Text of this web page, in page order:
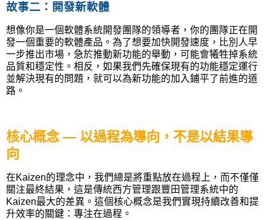
故事二：開發新軟體
想像你是一個軟體系統開發團隊的領導者，你的團隊正在開
發一個重要的軟體產品。為了想要加快開發速度，比別人早
一步推出市場，急於推動新功能的舉動，可能會犧牲掉系統
品質和穩定性。相反，如果我們先確保現有的功能穩定運行
並解決現有的問題，就可以為新功能的加入鋪平了前進的道
路。
核心概念— 以過程為導向，不是以結果導
向
在Kaizen的理念中，我們總是將重點放在過程上，而不僅僅
關注最終結果，這是傳統西方管理跟豐田管理系統中的
Kaizen最大的差異。這個核心概念是我們實現持續改善和提
升效率的關鍵：專注在過程。